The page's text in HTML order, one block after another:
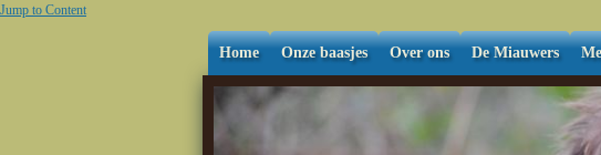
Jump to Content
Home Onze baasjes Over ons De Miauwers